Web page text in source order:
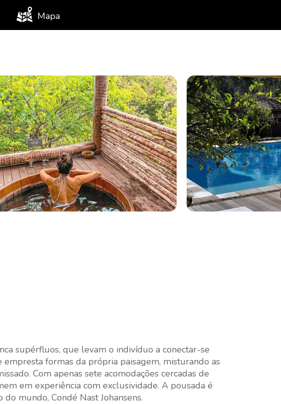
Mapa
supérfluos, que levam o indivíduo a conectar-se
formas da própria paisagem, misturando as
Com apenas sete acomodações cercadas de
em experiência com exclusividade. A pousada é
mundo, Condé Nast Johansens.